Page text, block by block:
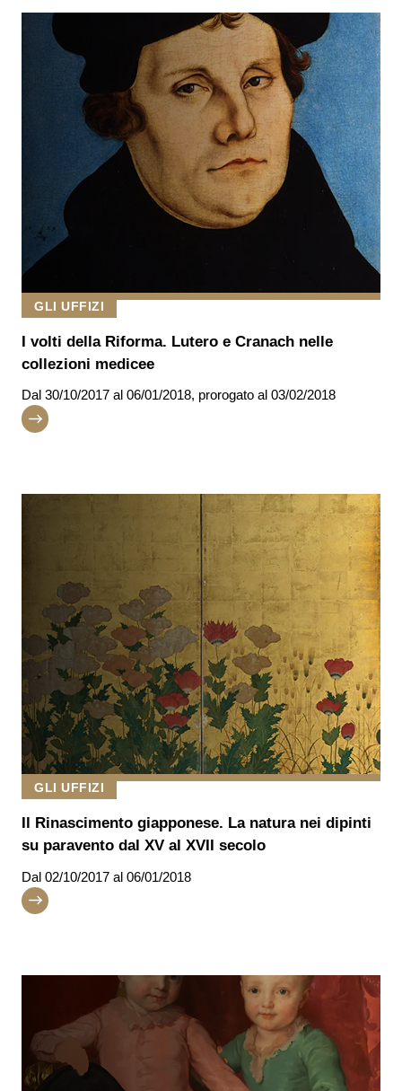
GLI UFFIZI
I volti della Riforma. Lutero e Cranach nelle
collezioni medicee
Dal 30/10/2017 al 06/01/2018, prorogato al 03/02/2018
GLI UFFIZI
Il Rinascimento giapponese. La natura nei dipinti
su paravento dal XV al XVII secolo
Dal 02/10/2017 al 06/01/2018